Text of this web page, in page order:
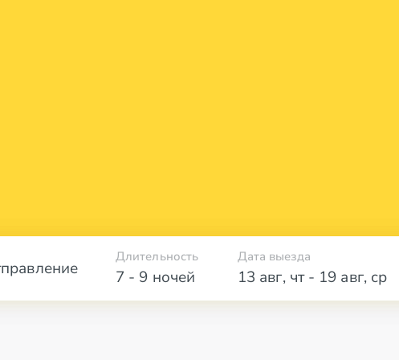
7 - 9 ночей
Длительность Дата выезда
13 авг, чт- 19 авг, ср